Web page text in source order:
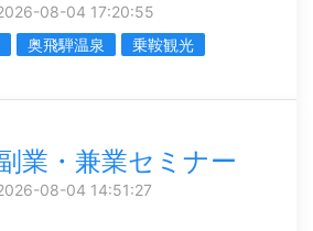
08-04 17:20:55
奥飛騨温泉
乗鞍観光
業・兼業セミナー
08-04 14:51:27